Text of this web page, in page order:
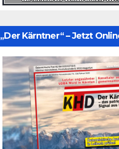
„Der Kärntner“ – Jetzt